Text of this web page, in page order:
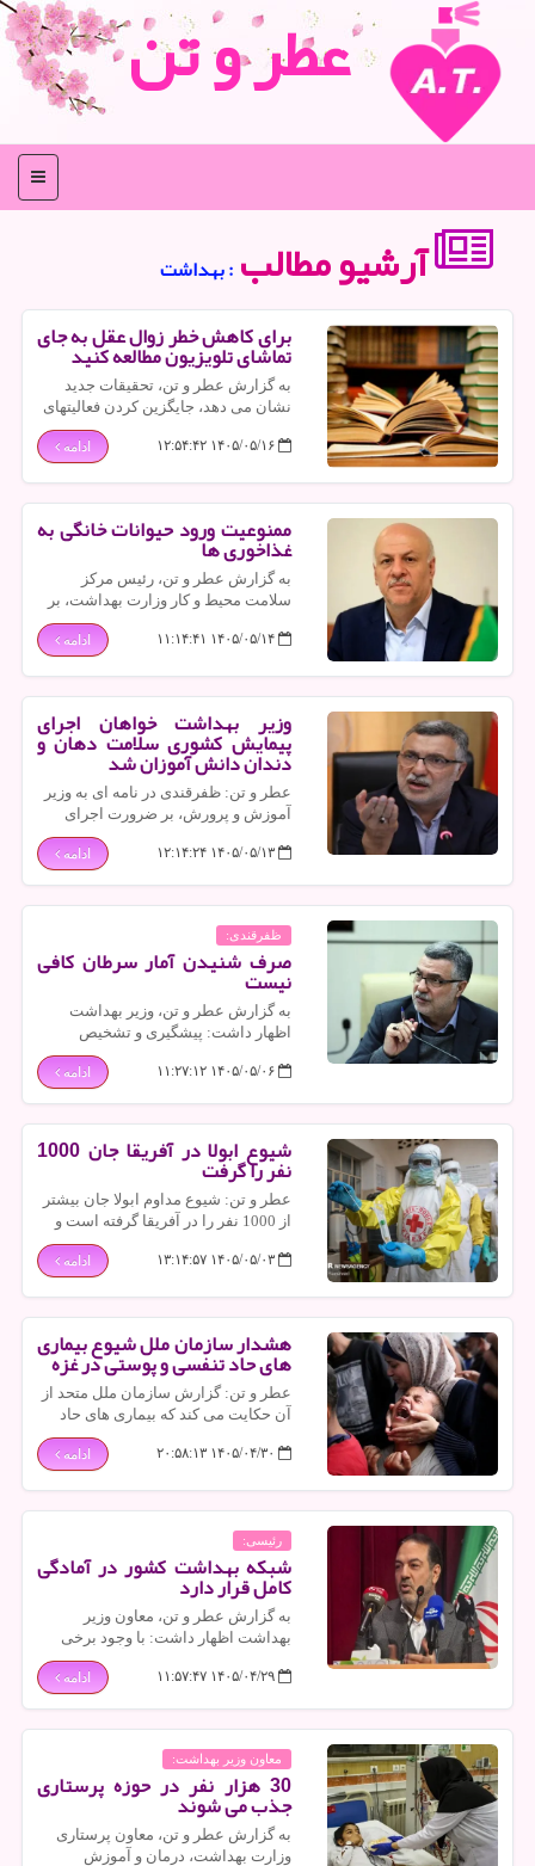
عطر و تن
منو
آرشیو مطالب : بهداشت
برای کاهش خطر زوال عقل به جای
تماشای تلویزیون مطالعه کنید
به گزارش عطر و تن، تحقیقات جدید
نشان می دهد، جایگزین کردن فعالیتهای
نشستن غیرفعال مانند تماشای تلویزیون
با فعالیتهای ذهنی جذاب تر مانند
۱۴۰۵/۰۵/۱۶ ۱۲:۵۴:۴۲ ادامه
ممنوعیت ورود حیوانات خانگی به
غذاخوری ها
به گزارش عطر و تن، رئیس مرکز
سلامت محیط و کار وزارت بهداشت، بر
ممنوعیت ورود حیوانات خانگی به مراکز
تهیه و عرضه مواد غذایی، این اقدام را
۱۴۰۵/۰۵/۱۴ ۱۱:۱۴:۴۱ ادامه
وزیر بهداشت خواهان اجرای
پیمایش کشوری سلامت دهان و
دندان دانش آموزان شد
عطر و تن: ظفرقندی در نامه ای به وزیر
آموزش و پرورش، بر ضرورت اجرای
پیمایش کشوری سلامت دهان و دندان
دانش آموزان در مدارس سرتاسر کشور
۱۴۰۵/۰۵/۱۳ ۱۲:۱۴:۲۴ ادامه
ظفرقندی:
صرف شنیدن آمار سرطان کافی
نیست
به گزارش عطر و تن، وزیر بهداشت
اظهار داشت: پیشگیری و تشخیص
زودهنگام سرطان ها، بخصوص سرطان
سینه، نیازمند آموزش، خودمراقبتی،
۱۴۰۵/۰۵/۰۶ ۱۱:۲۷:۱۲ ادامه
شیوع ابولا در آفریقا جان 1000
نفر را گرفت
عطر و تن: شیوع مداوم ابولا جان بیشتر
از 1000 نفر را در آفریقا گرفته است و
مقامات بهداشتی اخطار می دهند که اگر
اقدام فوری انجام نشود، چشم انداز
۱۴۰۵/۰۵/۰۳ ۱۳:۱۴:۵۷ ادامه
هشدار سازمان ملل شیوع بیماری
های حاد تنفسی و پوستی در غزه
عطر و تن: گزارش سازمان ملل متحد از
آن حکایت می کند که بیماری های حاد
تنفسی و پوستی بازهم شایع ترین
مشکلات بهداشتی در غزه هستند.ادامه
رئیسی:
شبکه بهداشت کشور در آمادگی
کامل قرار دارد
به گزارش عطر و تن، معاون وزیر
بهداشت اظهار داشت: با وجود برخی
مشکلات در حمل و نقل و تأمین اقلام از
خارج کشور، کمبود قابل توجهی در حوزه
۱۴۰۵/۰۴/۲۹ ۱۱:۵۷:۴۷ ادامه
معاون وزیر بهداشت:
30 هزار نفر در حوزه پرستاری
جذب می شوند
به گزارش عطر و تن، معاون پرستاری
وزارت بهداشت، درمان و آموزش